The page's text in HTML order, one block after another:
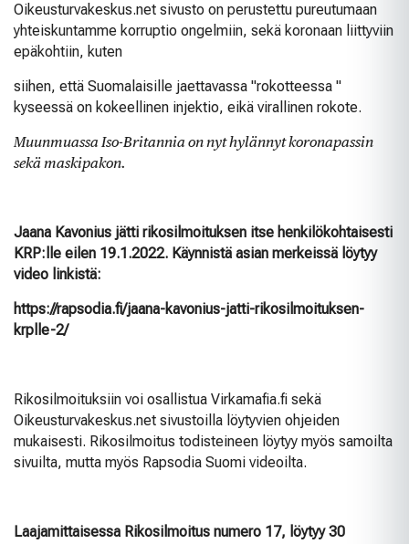
Oikeusturvakeskus.net sivusto on perustettu pureutumaan
yhteiskuntamme korruptio ongelmiin, sekä koronaan liittyviin
epäkohtiin, kuten
siihen, että Suomalaisille jaettavassa "rokotteessa "
kyseessä on kokeellinen injektio, eikä virallinen rokote.
Muunmuassa Iso-Britannia on nyt hylännyt koronapassin
sekä maskipakon.
Jaana Kavonius jätti rikosilmoituksen itse henkilökohtaisesti
KRP:lle eilen 19.1.2022. Käynnistä asian merkeissä löytyy
video linkistä:
https://rapsodia.fi/jaana-kavonius-jatti-rikosilmoituksen-
krplle-2/
Rikosilmoituksiin voi osallistua Virkamafia.fi sekä
Oikeusturvakeskus.net sivustoilla löytyvien ohjeiden
mukaisesti. Rikosilmoitus todisteineen löytyy myös samoilta
sivuilta, mutta myös Rapsodia Suomi videoilta.
Laajamittaisessa Rikosilmoitus numero 17, löytyy 30